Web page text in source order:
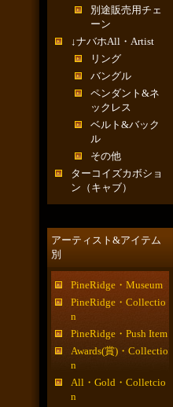
別途販売用チェ
ーン
↓ナバホAll・Artist
リング
バングル
ペンダント&ネ
ックレス
ベルト&バック
ル
その他
ターコイズカボショ
ン（キャブ）
アーティスト&アイテム
別
PineRidge・Museum
PineRidge・Collectio
n
PineRidge・Push Item
Awards(賞)・Collectio
n
All・Gold・Colletcio
n